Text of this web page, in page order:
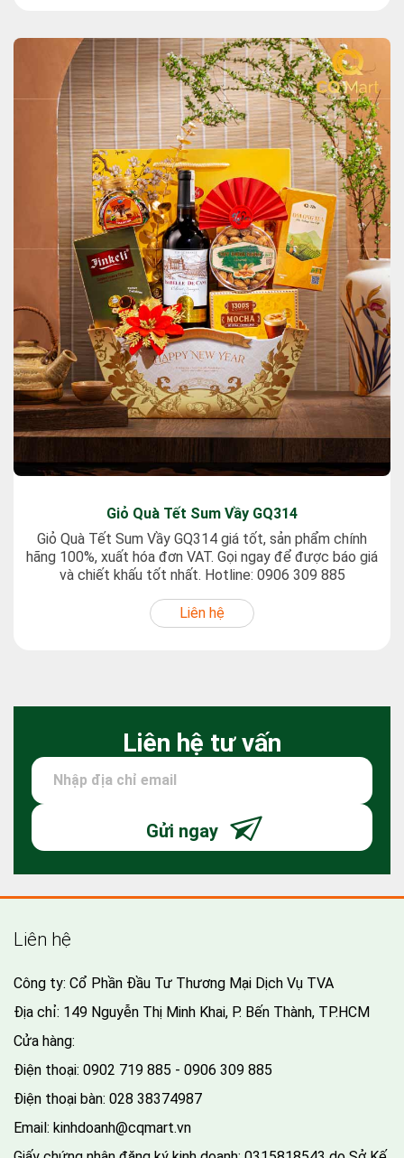
Giỏ Quà Tết Sum Vầy GQ314
Giỏ Quà Tết Sum Vầy GQ314 giá tốt, sản phẩm chính
hãng 100%, xuất hóa đơn VAT. Gọi ngay để được báo giá
và chiết khấu tốt nhất. Hotline: 0906 309 885
Liên hệ
Liên hệ tư vấn
Gửi ngay
Liên hệ
Công ty: Cổ Phần Đầu Tư Thương Mại Dịch Vụ TVA
Địa chỉ: 149 Nguyễn Thị Minh Khai, P. Bến Thành, TP.HCM
Cửa hàng:
Điện thoại: 0902 719 885 - 0906 309 885
Điện thoại bàn: 028 38374987
Email: kinhdoanh@cqmart.vn